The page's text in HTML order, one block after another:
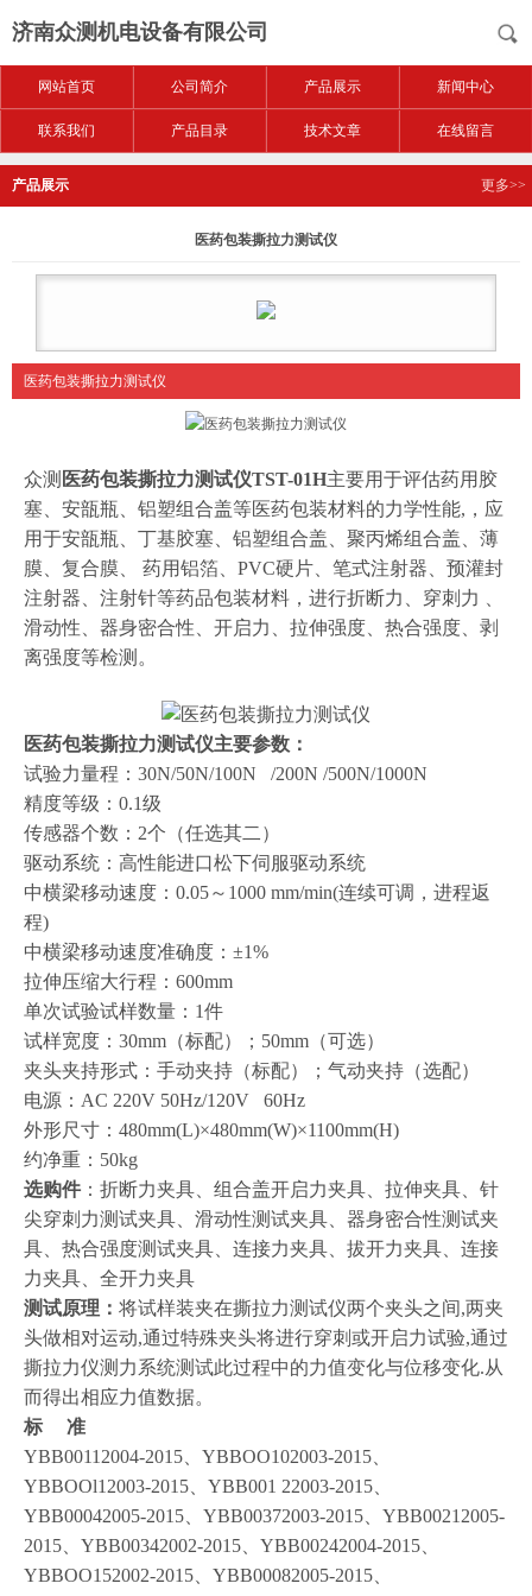
济南众测机电设备有限公司
网站首页 公司简介 产品展示 新闻中心
联系我们 产品目录 技术文章 在线留言
产品展示 更多>>
医药包装撕拉力测试仪
医药包装撕拉力测试仪
众测 医药包装撕拉力测试仪TST-01H主要用于评估药用胶
塞、安瓿瓶、铝塑组合盖等医药包装材料的力学性能,，应
用于安瓿瓶、丁基胶塞、铝塑组合盖、聚丙烯组合盖、薄
膜、复合膜、 药用铝箔、PVC硬片、笔式注射器、预灌封
注射器、注射针等药品包装材料，进行折断力、穿刺力 、
滑动性、器身密合性、开启力、拉伸强度、热合强度、剥
离强度等检测。
医药包装撕拉力测试仪主要参数：
试验力量程：30N/50N/100N /200N /500N/1000N
精度等级：0.1级
传感器个数：2个（任选其二）
驱动系统：高性能进口松下伺服驱动系统
中横梁移动速度：0.05～1000 mm/min(连续可调，进程返
程)
中横梁移动速度准确度：±1%
拉伸压缩大行程：600mm
单次试验试样数量：1件
试样宽度：30mm（标配）；50mm（可选）
夹头夹持形式：手动夹持（标配）；气动夹持（选配）
电源：AC 220V 50Hz/120V 60Hz
外形尺寸：480mm(L)×480mm(W)×1100mm(H)
约净重：50kg
选购件 ：折断力夹具、组合盖开启力夹具、拉伸夹具、针
尖穿刺力测试夹具、滑动性测试夹具、器身密合性测试夹
具、热合强度测试夹具、连接力夹具、拔开力夹具、连接
力夹具、全开力夹具
测试原理： 将试样装夹在撕拉力测试仪两个夹头之间,两夹
头做相对运动,通过特殊夹头将进行穿刺或开启力试验,通过
撕拉力仪测力系统测试此过程中的力值变化与位移变化.从
而得出相应力值数据。
标 准
YBB00112004-2015、YBBOO102003-2015、
YBBOOl12003-2015、YBB001 22003-2015、
YBB00042005-2015、YBB00372003-2015、YBB00212005-
2015、YBB00342002-2015、YBB00242004-2015、
YBBOO152002-2015、YBB00082005-2015、